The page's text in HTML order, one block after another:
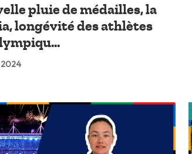
pluie de médailles, la
longévité des athlètes
tard